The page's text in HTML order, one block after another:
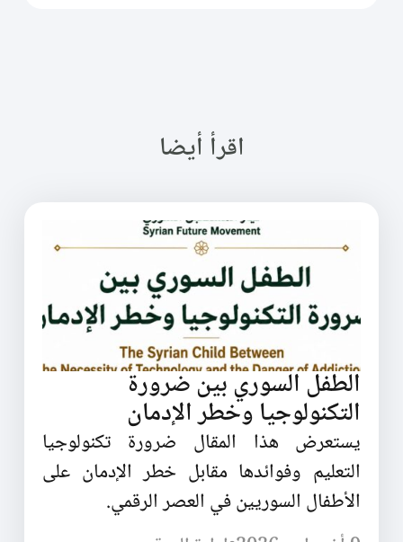
اقرأ أيضا
الطفل السوري بين ضرورة
التكنولوجيا وخطر الإدمان
يستعرض هذا المقال ضرورة تكنولوجيا
التعليم وفوائدها مقابل خطر الإدمان على
الأطفال السوريين في العصر الرقمي.